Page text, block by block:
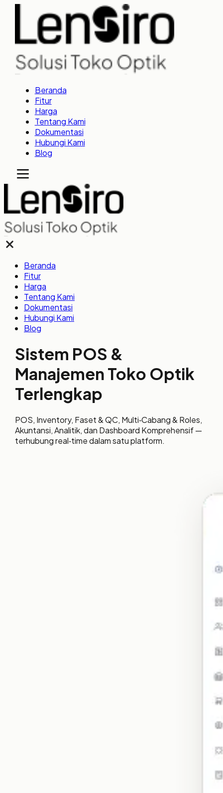
Beranda
Fitur
Harga
Tentang Kami
Dokumentasi
Hubungi Kami
Blog
Beranda
Fitur
Harga
Tentang Kami
Dokumentasi
Hubungi Kami
Blog
Sistem POS &
Manajemen Toko Optik
Terlengkap
POS, Inventory, Faset & QC, Multi‑Cabang & Roles,
Akuntansi, Analitik, dan Dashboard Komprehensif —
terhubung real‑time dalam satu platform.